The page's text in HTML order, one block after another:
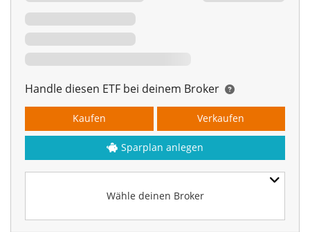
Handle diesen ETF bei deinem Broker
Wähle deinen Broker
Kaufen Verkaufen
Sparplan anlegen